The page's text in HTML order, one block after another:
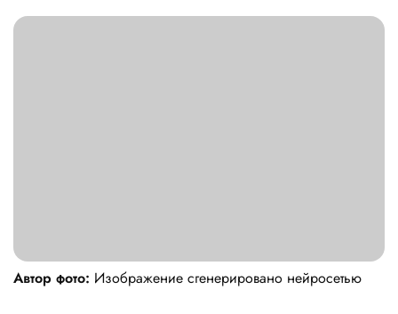
Автор фото: Изображение сгенерировано нейросетью